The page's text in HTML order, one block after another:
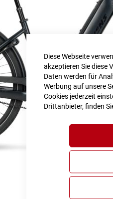
Diese Webseite
akzeptieren Sie diese
Daten werden für
Werbung auf unsere
Cookies jederzeit
Drittanbieter, finden